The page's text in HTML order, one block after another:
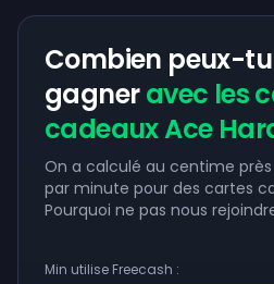
Combien peux-
gagneravec les
cadeaux Ace
On a calculé au centime
par minute pour des cartes
Pourquoi ne pas nous
Min utilise Freecash :